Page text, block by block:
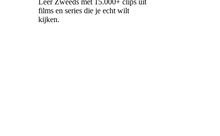
films en series die je echt wilt
kijken.